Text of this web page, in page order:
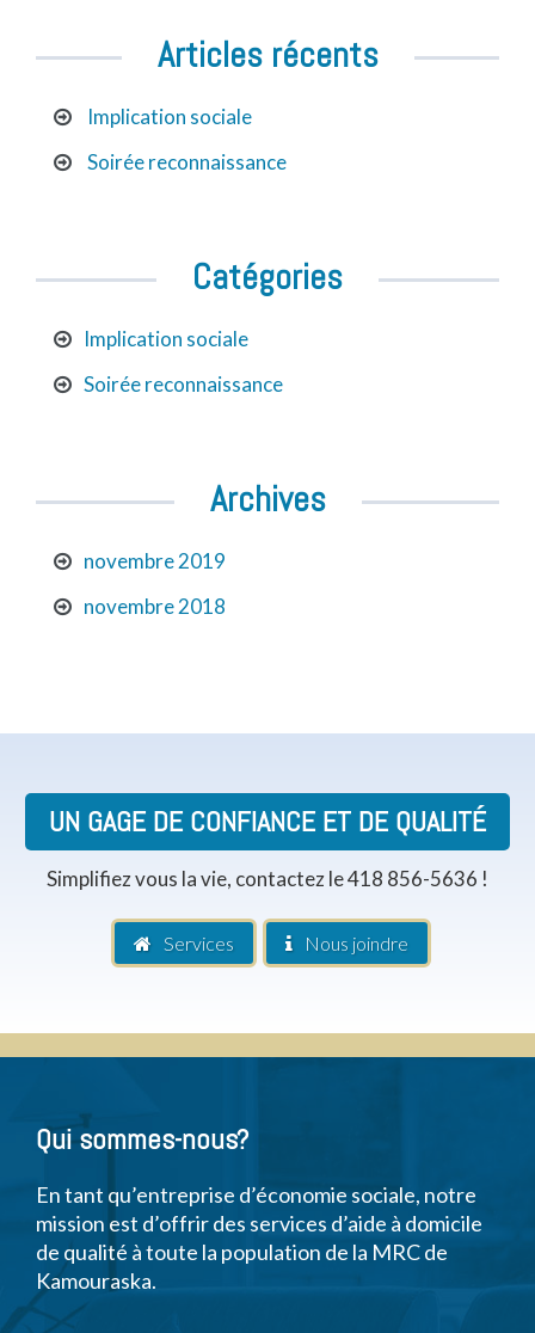
Articles récents
Implication sociale
Soirée reconnaissance
Catégories
Implication sociale
Soirée reconnaissance
Archives
novembre 2019
novembre 2018
UN GAGE DE CONFIANCE ET DE QUALITÉ
Simplifiez vous la vie, contactez le 418 856-5636 !
Services Nous joindre
Qui sommes-nous?
En tant qu’entreprise d’économie sociale, notre
mission est d’offrir des services d’aide à domicile
de qualité à toute la population de la MRC de
Kamouraska.